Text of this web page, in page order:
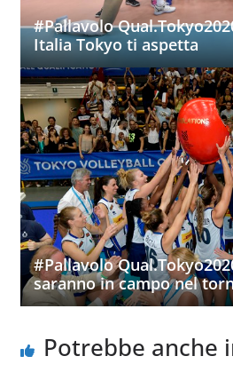
#Pallavolo
Italia Tokyo ti aspetta
#Pallavolo
saranno in campo nel
Potrebbe anche